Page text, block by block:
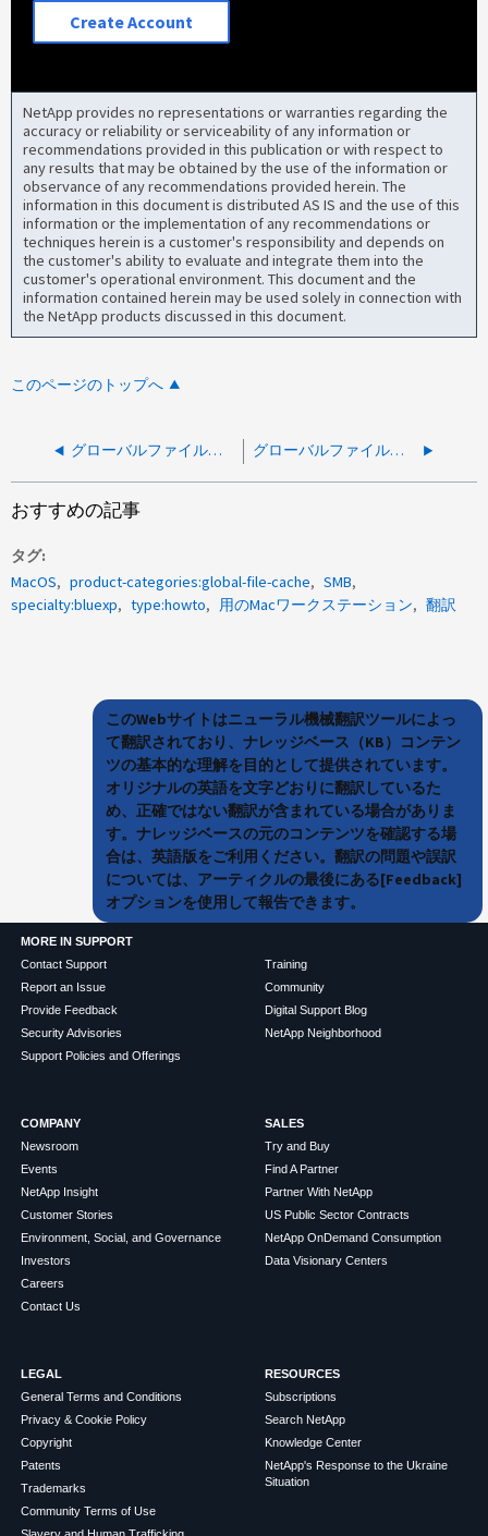
Create Account
NetApp provides no representations or warranties regarding the
accuracy or reliability or serviceability of any information or
recommendations provided in this publication or with respect to
any results that may be obtained by the use of the information or
observance of any recommendations provided herein. The
information in this document is distributed AS IS and the use of this
information or the implementation of any recommendations or
techniques herein is a customer's responsibility and depends on
the customer's ability to evaluate and integrate them into the
customer's operational environment. This document and the
information contained herein may be used solely in connection with
the NetApp products discussed in this document.
このページのトップへ
グローバルファイルキャッシュ：事前格納ジョブを表示できません グローバルファイルキャッシュ：LMSの新しい名前（GFC）でエッジを登録します。
おすすめの記事
タグ
MacOS
product-categories:global-file-cache
SMB
specialty:bluexp
type:howto 用のMacワークステーション 翻訳
このWebサイトはニューラル機械翻訳ツールによっ
て翻訳されており、ナレッジベース（KB）コンテン
ツの基本的な理解を目的として提供されています。
オリジナルの英語を文字どおりに翻訳しているた
め、正確ではない翻訳が含まれている場合がありま
す。ナレッジベースの元のコンテンツを確認する場
合は、英語版をご利用ください。翻訳の問題や誤訳
については、アーティクルの最後にある[Feedback]
オプションを使用して報告できます。
MORE IN SUPPORT
Contact Support
Report an Issue
Provide Feedback
Security Advisories
Support Policies and Offerings
Training
Community
Digital Support Blog
NetApp Neighborhood
COMPANY
Newsroom
Events
NetApp Insight
Customer Stories
Environment, Social, and Governance
Investors
Careers
Contact Us
SALES
Try and Buy
Find A Partner
Partner With NetApp
US Public Sector Contracts
NetApp OnDemand Consumption
Data Visionary Centers
LEGAL
General Terms and Conditions
Privacy & Cookie Policy
Copyright
Patents
Trademarks
Community Terms of Use
RESOURCES
Subscriptions
Search NetApp
Knowledge Center
NetApp's Response to the Ukraine
Situation